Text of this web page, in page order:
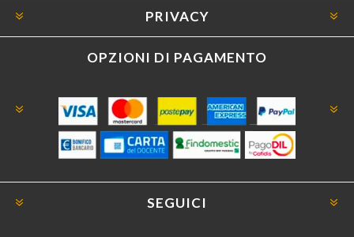
PRIVACY
OPZIONI DI PAGAMENTO
SEGUICI